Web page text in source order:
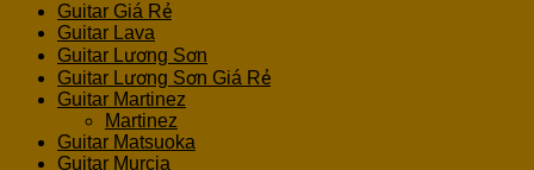
Guitar Giá Rẻ
Guitar Lava
Guitar Lương Sơn
Guitar Lương Sơn Giá Rẻ
Guitar Martinez
Martinez
Guitar Matsuoka
Guitar Murcia